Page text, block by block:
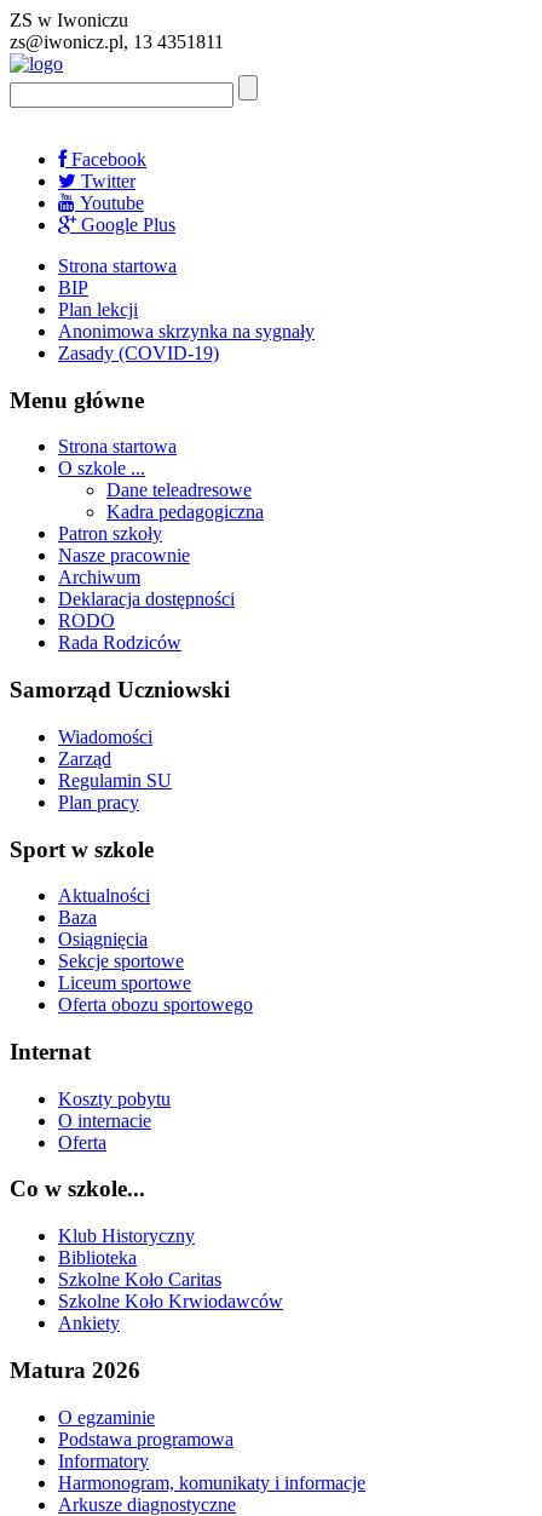
ZS w Iwoniczu
zs@iwonicz.pl, 13 4351811
Facebook
Twitter
Youtube
Google Plus
Strona startowa
BIP
Plan lekcji
Anonimowa skrzynka na sygnały
Zasady (COVID-19)
Menu główne
Strona startowa
O szkole ...
Dane teleadresowe
Kadra pedagogiczna
Patron szkoły
Nasze pracownie
Archiwum
Deklaracja dostępności
RODO
Rada Rodziców
Samorząd Uczniowski
Wiadomości
Zarząd
Regulamin SU
Plan pracy
Sport w szkole
Aktualności
Baza
Osiągnięcia
Sekcje sportowe
Liceum sportowe
Oferta obozu sportowego
Internat
Koszty pobytu
O internacie
Oferta
Co w szkole...
Klub Historyczny
Biblioteka
Szkolne Koło Caritas
Szkolne Koło Krwiodawców
Ankiety
Matura 2026
O egzaminie
Podstawa programowa
Informatory
Harmonogram, komunikaty i informacje
Arkusze diagnostyczne